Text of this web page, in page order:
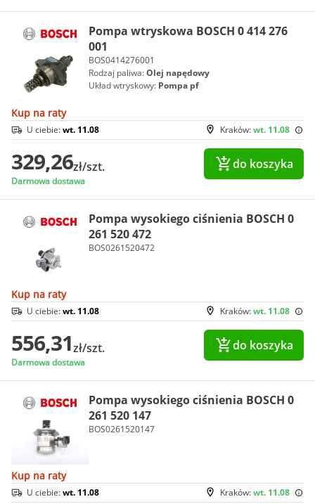
Pompa wtryskowa BOSCH 0 414 276
001
BOS0414276001
Rodzaj paliwa:Olej napędowy
Układ wtryskowy: Pompa pf
Kup na raty
Kraków:wt. 11.08
U ciebie:wt. 11.08
329,26zł/szt.
Darmowa dostawa
do koszyka
Pompa wysokiego ciśnienia BOSCH 0
261 520 472
BOS0261520472
Kup na raty
Kraków:wt. 11.08
U ciebie:wt. 11.08
556,31zł/szt.
Darmowa dostawa
do koszyka
Pompa wysokiego ciśnienia BOSCH 0
261 520 147
BOS0261520147
Kup na raty
Kraków:wt. 11.08
U ciebie:wt. 11.08